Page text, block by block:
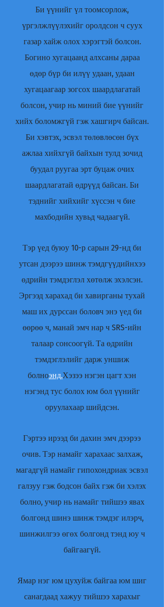
Би үүнийг үл тоомсорлож,
үргэлжлүүлэхийг оролдсон ч суух
газар хайж олох хэрэгтэй болсон.
Богино хугацаанд алхсаны дараа
өдөр бүр би илүү удаан, удаан
хугацаагаар зогсох шаардлагатай
болсон, учир нь миний бие үүнийг
хийх боломжгүй гэж хашгирч байсан.
Би хэвтэх, эсвэл төлөвлөсөн бүх
ажлаа хийхгүй байхын тулд зочид
буудал руугаа эрт буцаж очих
шаардлагатай өдрүүд байсан. Би
тэднийг хийхийг хүссэн ч бие
махбодийн хувьд чадаагүй.
Тэр үед буюу 10-р сарын 29-нд би
утсан дээрээ шинж тэмдгүүдийнхээ
өдрийн тэмдэглэл хөтөлж эхэлсэн.
Эргээд харахад би хавирганы тухай
маш их дурссан боловч энэ үед би
өөрөө ч, манай эмч нар ч SRS-ийн
талаар сонсоогүй. Та өдрийн
тэмдэглэлийг дарж уншиж
болноэнд.Хэзээ нэгэн цагт хэн
нэгэнд тус болох юм бол үүнийг
оруулахаар шийдсэн.
Гэртээ ирээд би дахин эмч дээрээ
очив. Тэр намайг харахаас залхаж,
магадгүй намайг гипохондриак эсвэл
галзуу гэж бодсон байх гэж би хэлэх
болно, учир нь намайг тийшээ явах
болгонд шинэ шинж тэмдэг илэрч,
шинжилгээ өгөх болгонд тэнд юу ч
байгаагүй.
Ямар нэг юм цухуйж байгаа юм шиг
санагдаад хажуу тийшээ харахыг